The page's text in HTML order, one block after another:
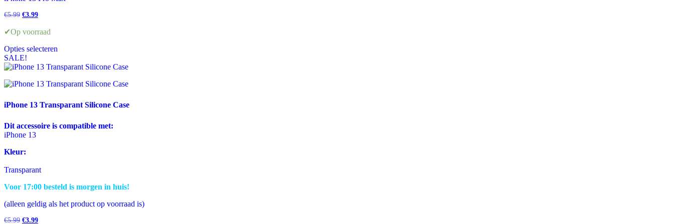
€5.99 Oorspronkelijke
was:
€3.99Huidige
is:
✔Op voorraad
Opties selecteren
Dit
product
meerdere
Deze
gekozen
worden
op
de
productpagina
SALE!
iPhone 13 Transparant Silicone Case
Dit accessoire is compatible met:
iPhone 13
Kleur:
Transparant
Voor 17:00 besteld is morgen in huis!
(alleen geldig als het product op voorraad is)
€5.99 Oorspronkelijke
€3.99Huidige